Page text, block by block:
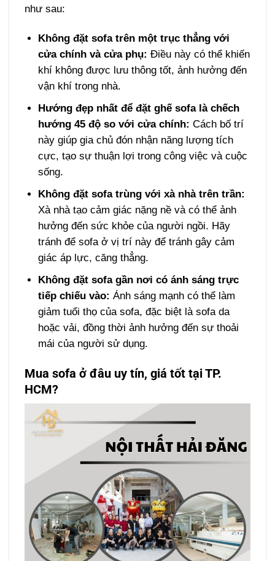
như sau:
Không đặt sofa trên một trục thẳng với
cửa chính và cửa phụ: Điều này có thể khiến
khí không được lưu thông tốt, ảnh hưởng đến
vận khí trong nhà.
Hướng đẹp nhất để đặt ghế sofa là chếch
hướng 45 độ so với cửa chính: Cách bố trí
này giúp gia chủ đón nhận năng lượng tích
cực, tạo sự thuận lợi trong công việc và cuộc
sống.
Không đặt sofa trùng với xà nhà trên trần:
Xà nhà tạo cảm giác nặng nề và có thể ảnh
hưởng đến sức khỏe của người ngồi. Hãy
tránh để sofa ở vị trí này để tránh gây cảm
giác áp lực, căng thẳng.
Không đặt sofa gần nơi có ánh sáng trực
tiếp chiếu vào: Ánh sáng mạnh có thể làm
giảm tuổi thọ của sofa, đặc biệt là sofa da
hoặc vải, đồng thời ảnh hưởng đến sự thoải
mái của người sử dụng.
Mua sofa ở đâu uy tín, giá tốt tại TP.
HCM?